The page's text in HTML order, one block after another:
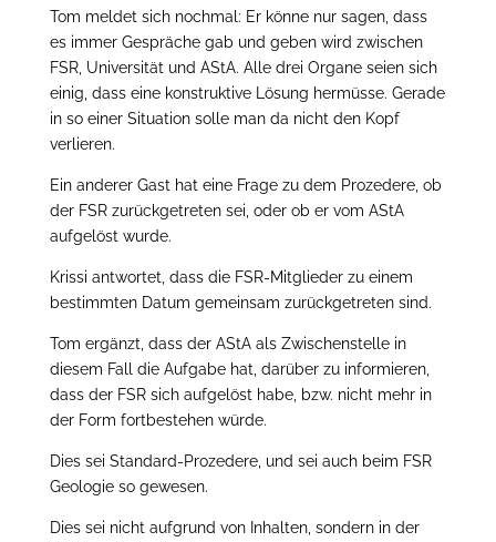
Tom meldet sich nochmal: Er könne nur sagen, dass
es immer Gespräche gab und geben wird zwischen
FSR, Universität und AStA. Alle drei Organe seien sich
einig, dass eine konstruktive Lösung hermüsse. Gerade
in so einer Situation solle man da nicht den Kopf
verlieren.
Ein anderer Gast hat eine Frage zu dem Prozedere, ob
der FSR zurückgetreten sei, oder ob er vom AStA
aufgelöst wurde.
Krissi antwortet, dass die FSR-Mitglieder zu einem
bestimmten Datum gemeinsam zurückgetreten sind.
Tom ergänzt, dass der AStA als Zwischenstelle in
diesem Fall die Aufgabe hat, darüber zu informieren,
dass der FSR sich aufgelöst habe, bzw. nicht mehr in
der Form fortbestehen würde.
Dies sei Standard-Prozedere, und sei auch beim FSR
Geologie so gewesen.
Dies sei nicht aufgrund von Inhalten, sondern in der